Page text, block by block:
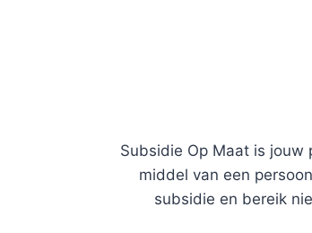
Subsidie Op Maat is
middel van een
subsidie en bereik